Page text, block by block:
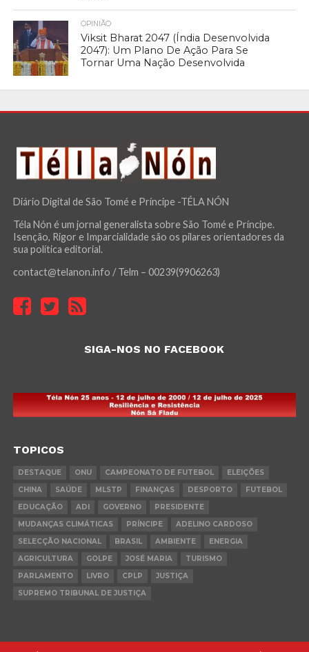
OPINIÃO
Viksit Bharat 2047 (Índia Desenvolvida
2047): Um Plano De Ação Para Se
Tornar Uma Nação Desenvolvida
Diário Digital de São Tomé e Príncipe -TÉLA NÓN
Téla Nón é um jornal generalista sobre São Tomé e Príncipe.
Isenção, Rigor e Imparcialidade são os pilares orientadores da
sua política editorial.
contact@telanon.info / Telm – 00239(9906263)
SIGA-NOS NO FACEBOOK
TOPICOS
DESTAQUE ONU CAMPEONATO DE FUTEBOL
ELEIÇÕES
CHINA
SAÚDE MLSTP FINANÇAS DESPORTO
FUTEBOL
EDUCAÇÃO
ADI GOVERNO
PRESIDENTE
MUDANÇAS CLIMÁTICAS
PRÍNCIPE
ADELINO CARDOSO
SELECÇÃO NACIONAL
BRASIL AMBIENTE
ENERGIA
AGRICULTURA
GOLPE JOSÉ MARIA
TURISMO
PARLAMENTO
LIVRO CPLP
JUSTIÇA
SUPREMO TRIBUNAL DE JUSTIÇA